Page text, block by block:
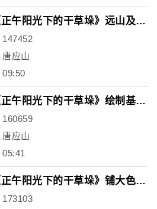
《正午阳光下的干草垛》远山及天..
147452
唐应山
09:50
《正午阳光下的干草垛》绘制基本..
160659
唐应山
05:41
《正午阳光下的干草垛》铺大色块..
173103